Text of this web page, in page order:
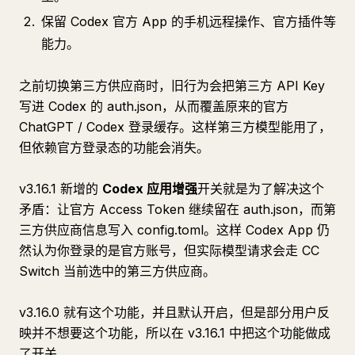
保留 Codex 官方 App 的手机远程操作、官方插件等
能力。
之前切换第三方供应商时，旧行为会把第三方 API Key
写进 Codex 的 auth.json，从而覆盖原来的官方
ChatGPT / Codex 登录缓存。这样第三方模型能用了，
但依赖官方登录态的功能会消失。
v3.16.1 新增的 Codex 应用增强开关就是为了解决这个
矛盾：让官方 Access Token 继续留在 auth.json，而第
三方供应商信息写入 config.toml。这样 Codex App 仍
然认为你登录的是官方账号，但实际模型请求会走 CC
Switch 当前选中的第三方供应商。
v3.16.0 就有这个功能，并且默认开启，但是部分用户反
映并不想要这个功能，所以在 v3.16.1 中把这个功能做成